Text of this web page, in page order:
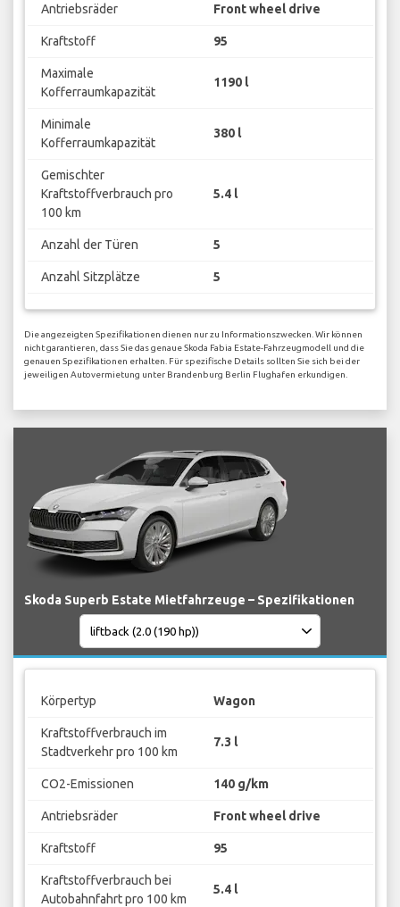
Antriebsräder Front wheel drive
Kraftstoff 95
Maximale
Kofferraumkapazität
1190 l
Minimale
Kofferraumkapazität
380 l
Gemischter
Kraftstoffverbrauch pro
100 km
5.4 l
Anzahl der Türen 5
Anzahl Sitzplätze 5
Die angezeigten Spezifikationen dienen nur zu Informationszwecken. Wir können
nicht garantieren, dass Sie das genaue Skoda Fabia Estate-Fahrzeugmodell und die
genauen Spezifikationen erhalten. Für spezifische Details sollten Sie sich bei der
jeweiligen Autovermietung unter Brandenburg Berlin Flughafen erkundigen.
Skoda Superb Estate Mietfahrzeuge – Spezifikationen
Körpertyp Wagon
Kraftstoffverbrauch im
Stadtverkehr pro 100 km
7.3 l
CO2-Emissionen 140 g/km
Antriebsräder Front wheel drive
Kraftstoff 95
Kraftstoffverbrauch bei
Autobahnfahrt pro 100 km
5.4 l